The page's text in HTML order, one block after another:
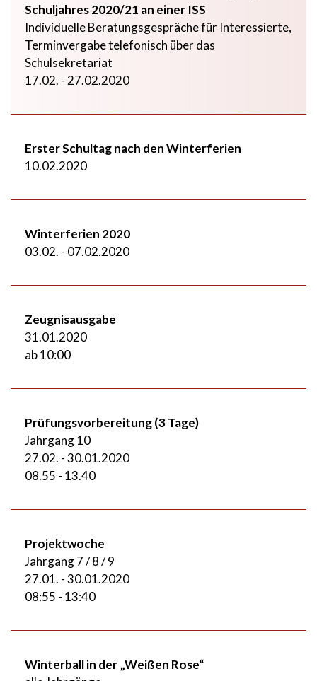
Schuljahres 2020/21 an einer ISS
Individuelle Beratungsgespräche für Interessierte,
Terminvergabe telefonisch über das
Schulsekretariat
17.02. - 27.02.2020
Erster Schultag nach den Winterferien
10.02.2020
Winterferien 2020
03.02. - 07.02.2020
Zeugnisausgabe
31.01.2020
ab 10:00
Prüfungsvorbereitung (3 Tage)
Jahrgang 10
27.02. - 30.01.2020
08.55 - 13.40
Projektwoche
Jahrgang 7 / 8 / 9
27.01. - 30.01.2020
08:55 - 13:40
Winterball in der „Weißen Rose“